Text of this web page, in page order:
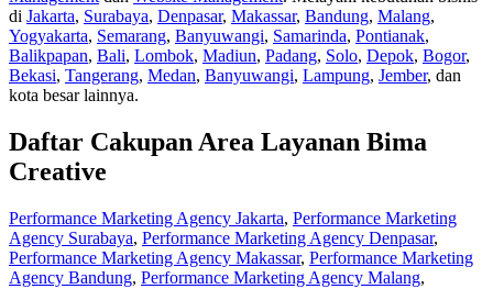
di Jakarta, Surabaya, Denpasar, Makassar, Bandung, Malang,
Yogyakarta, Semarang, Banyuwangi, Samarinda, Pontianak,
Balikpapan, Bali, Lombok, Madiun, Padang, Solo, Depok, Bogor,
Bekasi, Tangerang, Medan, Banyuwangi, Lampung, Jember, dan
kota besar lainnya.
Daftar Cakupan Area Layanan Bima
Creative
Performance Marketing Agency Jakarta, Performance Marketing
Agency Surabaya, Performance Marketing Agency Denpasar,
Performance Marketing Agency Makassar, Performance Marketing
Agency Bandung, Performance Marketing Agency Malang,